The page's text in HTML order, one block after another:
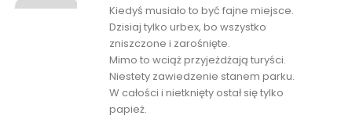
Kiedyś musiało to być fajne miejsce.
Dzisiaj tylko urbex, bo wszystko
zniszczone i zarośnięte.
Mimo to wciąż przyjeżdżają turyści.
Niestety zawiedzenie stanem parku.
W całości i nietknięty ostał się tylko
papież.